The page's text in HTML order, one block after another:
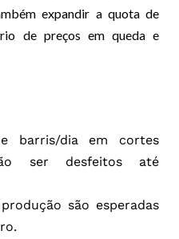
expandir a quota de
de preços em queda e
barris/dia em cortes
ser desfeitos até
são esperadas